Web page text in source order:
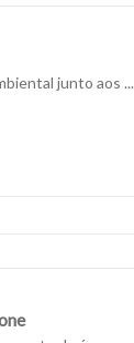
junto aos ...